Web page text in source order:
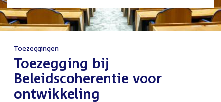
Toezeggingen
:Toezegging bij
Beleidscoherentie voor
ontwikkeling